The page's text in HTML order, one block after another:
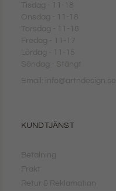
Tisdag - 11-18
Onsdag - 11-18
Torsdag - 11-18
Fredag - 11-17
Lördag - 11-15
Söndag - Stängt
Email: info@artndesign.se
KUNDTJÄNST
Betalning
Frakt
Retur & Reklamation